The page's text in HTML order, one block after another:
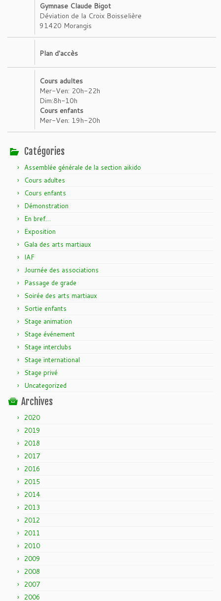
Gymnase Claude Bigot
Déviation de la Croix Boisselière
91420 Morangis
Plan d'accès
Cours adultes
Mer-Ven: 20h-22h
Dim:8h-10h
Cours enfants
Mer-Ven: 19h-20h
Catégories
Assemblée générale de la section aikido
Cours adultes
Cours enfants
Démonstration
En bref…
Exposition
Gala des arts martiaux
IAF
Journée des associations
Passage de grade
Soirée des arts martiaux
Sortie enfants
Stage animation
Stage événement
Stage interclubs
Stage international
Stage privé
Uncategorized
Archives
2020
2019
2018
2017
2016
2015
2014
2013
2012
2011
2010
2009
2008
2007
2006